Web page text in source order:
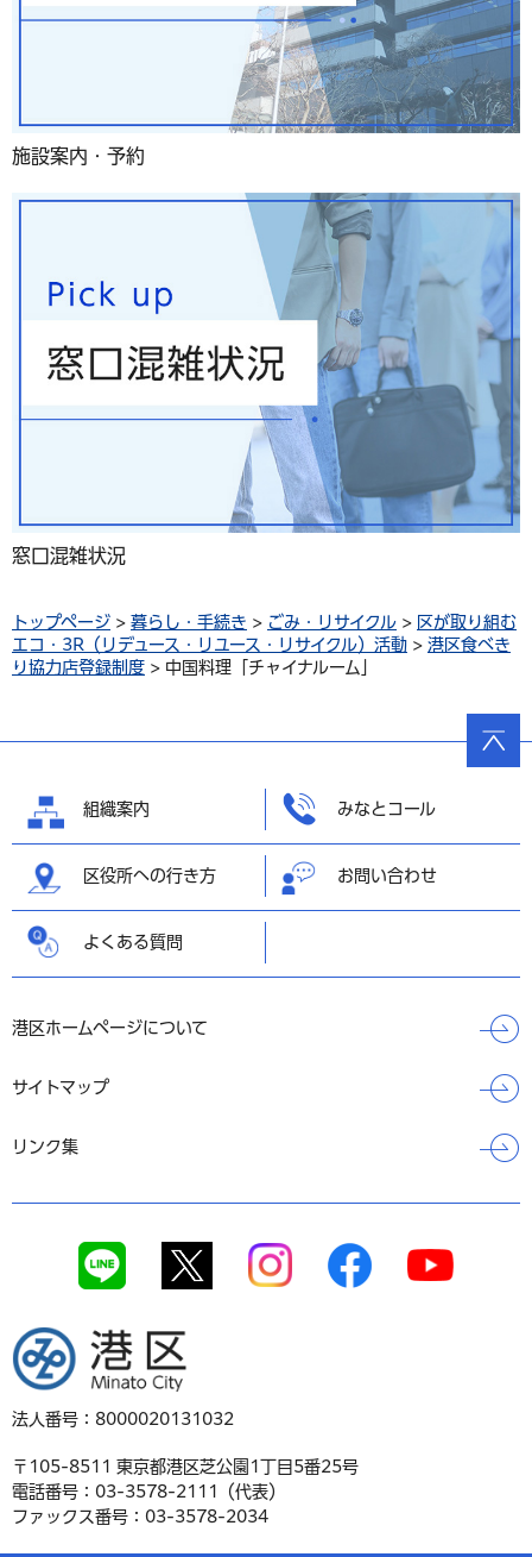
施設案内・予約
窓口混雑状況
トップページ > 暮らし・手続き > ごみ・リサイクル > 区が取り組む
エコ・3R（リデュース・リユース・リサイクル）活動 > 港区食べき
り協力店登録制度 > 中国料理「チャイナルーム」
組織案内 みなとコール
区役所への行き方 お問い合わせ
よくある質問
港区ホームページについて
サイトマップ
リンク集
港区
法人番号：8000020131032
〒105-8511 東京都港区芝公園1丁目5番25号
電話番号：03-3578-2111（代表）
ファックス番号：03-3578-2034
ページ
の先頭